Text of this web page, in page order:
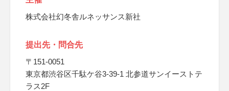
株式会社幻冬舎ルネッサンス新社
提出先・問合先
〒151-0051
東京都渋谷区千駄ケ谷3-39-1 北参道サンイーストテ
ラス2F